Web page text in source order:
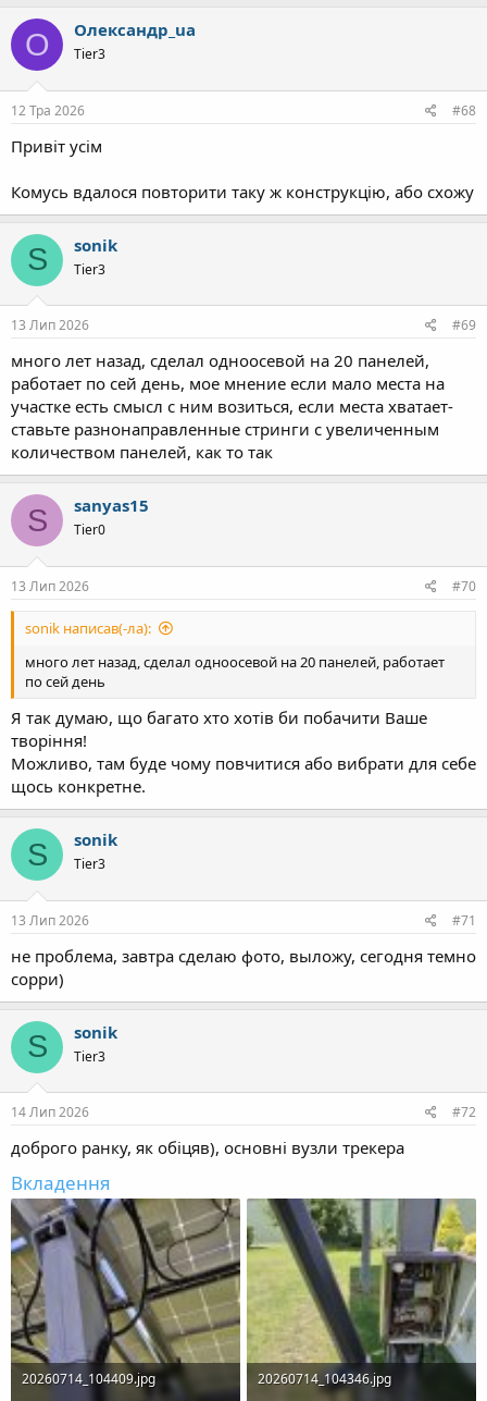
к
ц
і
ї
:
О Олександр_ua
Tier3
12 Тра 2026 #68
Привіт усім
Комусь вдалося повторити таку ж конструкцію, або схожу
S sonik
Tier3
13 Лип 2026 #69
много лет назад, сделал одноосевой на 20 панелей,
работает по сей день, мое мнение если мало места на
участке есть смысл с ним возиться, если места хватает-
ставьте разнонаправленные стринги с увеличенным
количеством панелей, как то так
S sanyas15
Tier0
13 Лип 2026 #70
sonik написав(-ла):
много лет назад, сделал одноосевой на 20 панелей, работает
по сей день
Я так думаю, що багато хто хотів би побачити Ваше
творіння!
Можливо, там буде чому повчитися або вибрати для себе
щось конкретне.
S sonik
Tier3
13 Лип 2026 #71
не проблема, завтра сделаю фото, выложу, сегодня темно
сорри)
S sonik
Tier3
14 Лип 2026 #72
доброго ранку, як обіцяв), основні вузли трекера
Вкладення
20260714_104409.jpg
20260714_104346.jpg